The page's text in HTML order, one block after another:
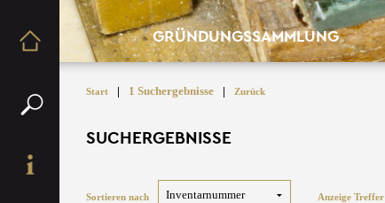
GRÜNDUNGSSAMMLUNG
Start | 1 Suchergebnisse | Zurück
SUCHERGEBNISSE
Sortieren nach Anzeige Treffer